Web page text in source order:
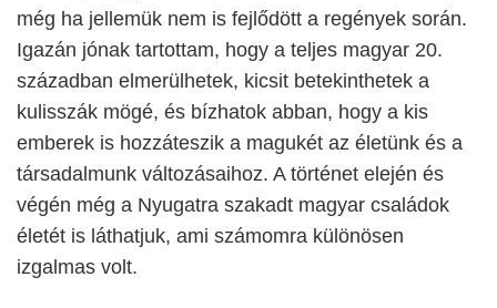
még ha jellemük nem is fejlődött a regények során.
Igazán jónak tartottam, hogy a teljes magyar 20.
században elmerülhetek, kicsit betekinthetek a
kulisszák mögé, és bízhatok abban, hogy a kis
emberek is hozzáteszik a magukét az életünk és a
társadalmunk változásaihoz. A történet elején és
végén még a Nyugatra szakadt magyar családok
életét is láthatjuk, ami számomra különösen
izgalmas volt.